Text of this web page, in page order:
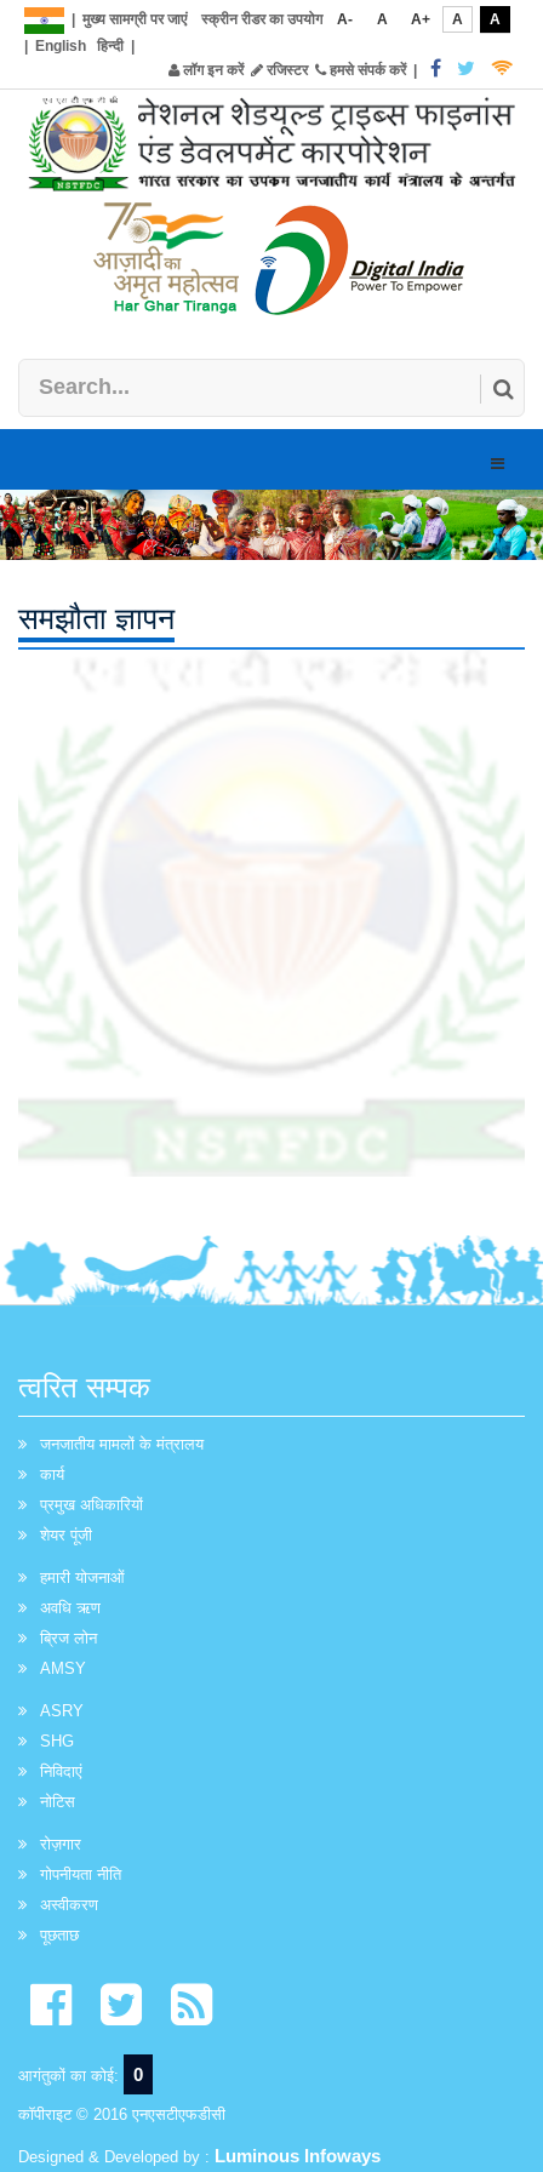
मुख्य सामग्री पर जाएं स्क्रीन रीडर का उपयोग A- A A+ A
A
English हिन्दी|
लॉग इन करें
रजिस्टर हमसे संपर्क करें|
Toggle
समझौता ज्ञापन
त्वरित सम्पक
जनजातीय मामलों के मंत्रालय
कार्य
प्रमुख अधिकारियों
शेयर पूंजी
हमारी योजनाओं
अवधि ऋण
ब्रिज लोन
AMSY
ASRY
SHG
निविदाएं
नोटिस
रोज़गार
गोपनीयता नीति
अस्वीकरण
पूछताछ
आगंतुकों का कोई: 0
कॉपीराइट © 2016 एनएसटीएफडीसी
Designed & Developed by : Luminous Infoways